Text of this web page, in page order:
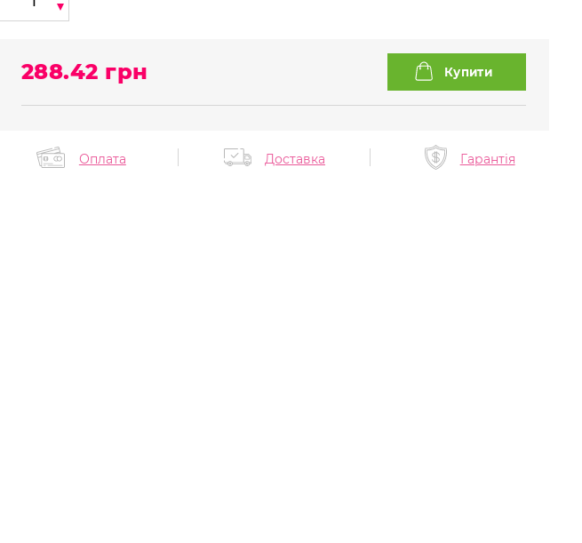
288.42 грн
Оплата Доставка Гарантія